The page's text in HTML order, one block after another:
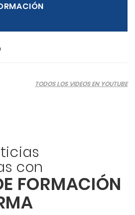
TODOS LOS VIDEOS EN YOUTUBE
con
FORMACIÓN